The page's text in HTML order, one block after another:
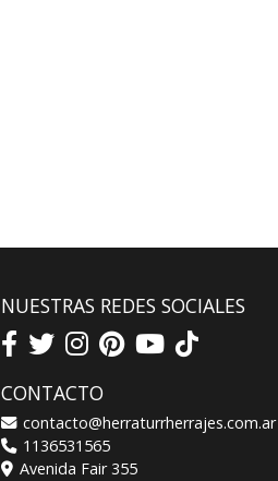
NUESTRAS REDES SOCIALES
CONTACTO
contacto@herraturrherrajes.com.ar
1136531565
Avenida Fair 355